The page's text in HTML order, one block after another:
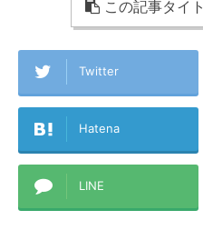
この記事タイ
Twitter
Hatena
LINE